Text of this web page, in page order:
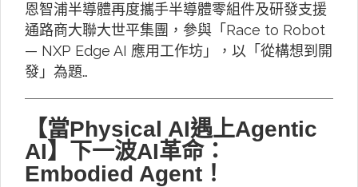
恩智浦半導體再度攜手半導體零組件及研發支援
通路商大聯大世平集團，參與「Race to Robot
— NXP Edge AI 應用工作坊」，以「從構想到開
發」為題…
【當Physical AI遇上Agentic
AI】下一波AI革命：
Embodied Agent！